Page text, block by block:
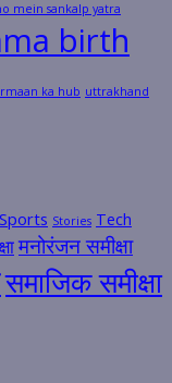
mein sankalp yatra
birth
ka hub uttrakhand
Sports Stories Tech
मनोरंजन समीक्षा
समाजिक समीक्षा